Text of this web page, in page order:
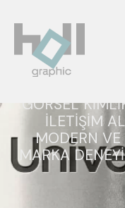
GÖRSEL
GÖRSEL
ILETIŞIM
MODERN VE
MARKA